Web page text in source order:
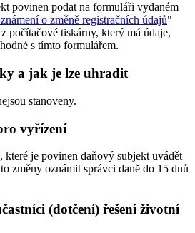
povinen podat na formuláři vydaném
o změně registračních údajů"
počítačové tiskárny, který má údaje,
s tímto formulářem.
a jak je lze uhradit
stanoveny.
vyřízení
které je povinen daňový subjekt uvádět
změny oznámit správci daně do 15 dnů
(dotčení) řešení životní